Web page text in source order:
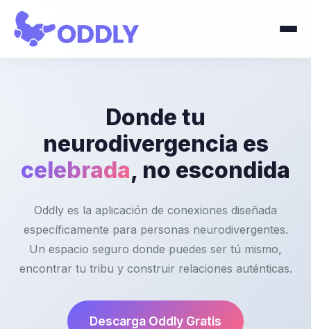
Donde tu
neurodivergencia es
celebrada, no escondida
Oddly es la aplicación de conexiones diseñada
específicamente para personas neurodivergentes.
Un espacio seguro donde puedes ser tú mismo,
encontrar tu tribu y construir relaciones auténticas.
Descarga Oddly Gratis